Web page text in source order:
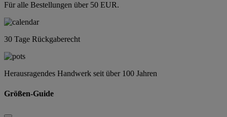
Für alle Bestellungen über 50 EUR.
30 Tage Rückgaberecht
Herausragendes Handwerk seit über 100 Jahren
Größen-Guide